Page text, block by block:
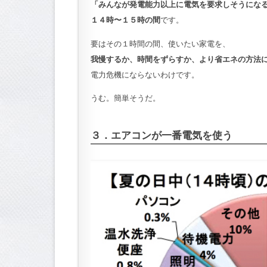
「みんなが発電能力以上に電気を要求しそうにな
１４時〜１５時の間です。
要はその１時間の間、使いたい家電を、
我慢するか、時間をずらすか、より省エネの方法
電力危機にならないわけです。
うむ。簡単そうだ。
３．エアコンが一番電気を使う